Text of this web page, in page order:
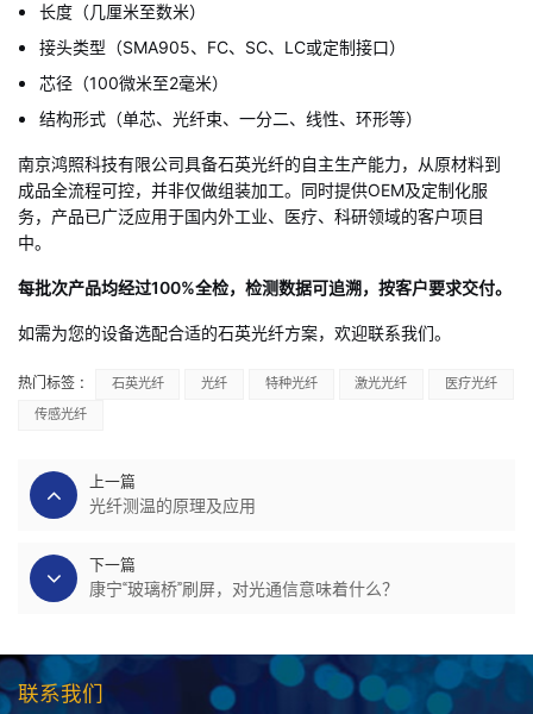
长度（几厘米至数米）
接头类型（SMA905、FC、SC、LC或定制接口）
芯径（100微米至2毫米）
结构形式（单芯、光纤束、一分二、线性、环形等）
南京鸿照科技有限公司具备石英光纤的自主生产能力，从原材料到
成品全流程可控，并非仅做组装加工。同时提供OEM及定制化服
务，产品已广泛应用于国内外工业、医疗、科研领域的客户项目
中。
每批次产品均经过100%全检，检测数据可追溯，按客户要求交付。
如需为您的设备选配合适的石英光纤方案，欢迎联系我们。
热门标签 : 石英光纤 光纤 特种光纤 激光光纤
医疗光纤
传感光纤
上一篇
光纤测温的原理及应用
下一篇
康宁“玻璃桥”刷屏，对光通信意味着什么？
联系我们